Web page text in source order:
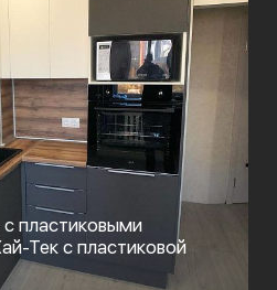
с пластиковыми
Тек с пластиковой